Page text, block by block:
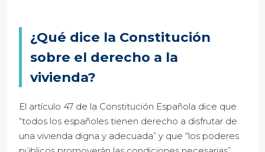
¿Qué dice la Constitución
sobre el derecho a la
vivienda?
El artículo 47 de la Constitución Española dice que
“todos los españoles tienen derecho a disfrutar de
una vivienda digna y adecuada” y que “los poderes